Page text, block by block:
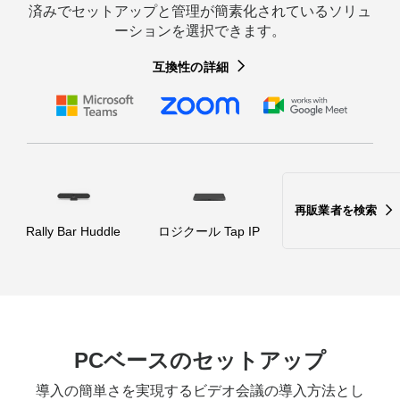
済みでセットアップと管理が簡素化されているソリュ
ーションを選択できます。
互換性の詳細
Rally Bar Huddle ロジクール Tap IP
再販業者を検索
PCベースのセットアップ
導入の簡単さを実現するビデオ会議の導入方法とし